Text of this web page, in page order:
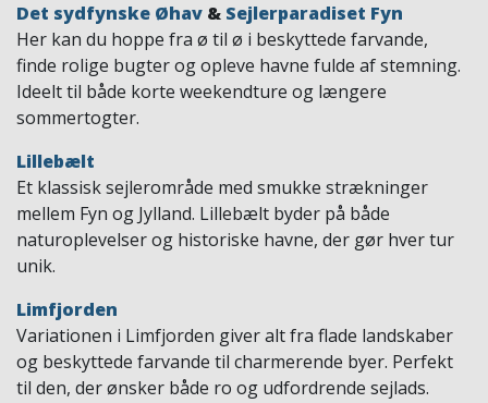
Det sydfynske Øhav & Sejlerparadiset Fyn
Her kan du hoppe fra ø til ø i beskyttede farvande,
finde rolige bugter og opleve havne fulde af stemning.
Ideelt til både korte weekendture og længere
sommertogter.
Lillebælt
Et klassisk sejlerområde med smukke strækninger
mellem Fyn og Jylland. Lillebælt byder på både
naturoplevelser og historiske havne, der gør hver tur
unik.
Limfjorden
Variationen i Limfjorden giver alt fra flade landskaber
og beskyttede farvande til charmerende byer. Perfekt
til den, der ønsker både ro og udfordrende sejlads.